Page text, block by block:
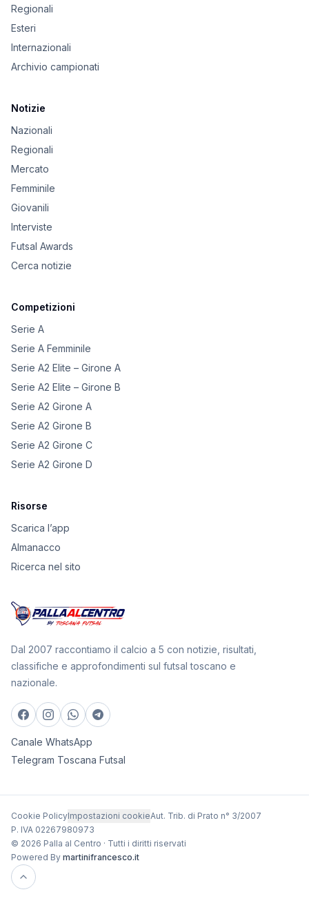
Regionali
Esteri
Internazionali
Archivio campionati
Notizie
Nazionali
Regionali
Mercato
Femminile
Giovanili
Interviste
Futsal Awards
Cerca notizie
Competizioni
Serie A
Serie A Femminile
Serie A2 Elite – Girone A
Serie A2 Elite – Girone B
Serie A2 Girone A
Serie A2 Girone B
Serie A2 Girone C
Serie A2 Girone D
Risorse
Scarica l’app
Almanacco
Ricerca nel sito
Dal 2007 raccontiamo il calcio a 5 con notizie, risultati,
classifiche e approfondimenti sul futsal toscano e
nazionale.
Canale WhatsApp
Telegram Toscana Futsal
Cookie PolicyImpostazioni cookieAut. Trib. di Prato n° 3/2007
P. IVA 02267980973
© 2026 Palla al Centro · Tutti i diritti riservati
Powered By martinifrancesco.it